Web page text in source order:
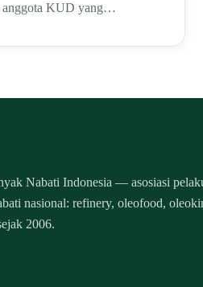
anggota KUD yang…
Nabati Indonesia — asosiasi
nasional: refinery, oleofood,
2006.